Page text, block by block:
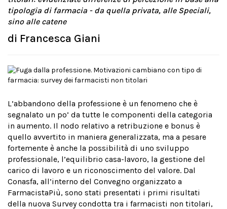
tipologia di farmacia - da quella privata, alle Speciali,
sino alle catene
di Francesca Giani
L’abbandono della professione è un fenomeno che è
segnalato un po’ da tutte le componenti della categoria
in aumento. Il nodo relativo a retribuzione e bonus è
quello avvertito in maniera generalizzata, ma a pesare
fortemente è anche la possibilità di uno sviluppo
professionale, l’equilibrio casa-lavoro, la gestione del
carico di lavoro e un riconoscimento del valore. Dal
Conasfa, all’interno del Convegno organizzato a
FarmacistaPiù, sono stati presentati i primi risultati
della nuova Survey condotta tra i farmacisti non titolari,